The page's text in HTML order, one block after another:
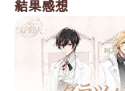
結果感想